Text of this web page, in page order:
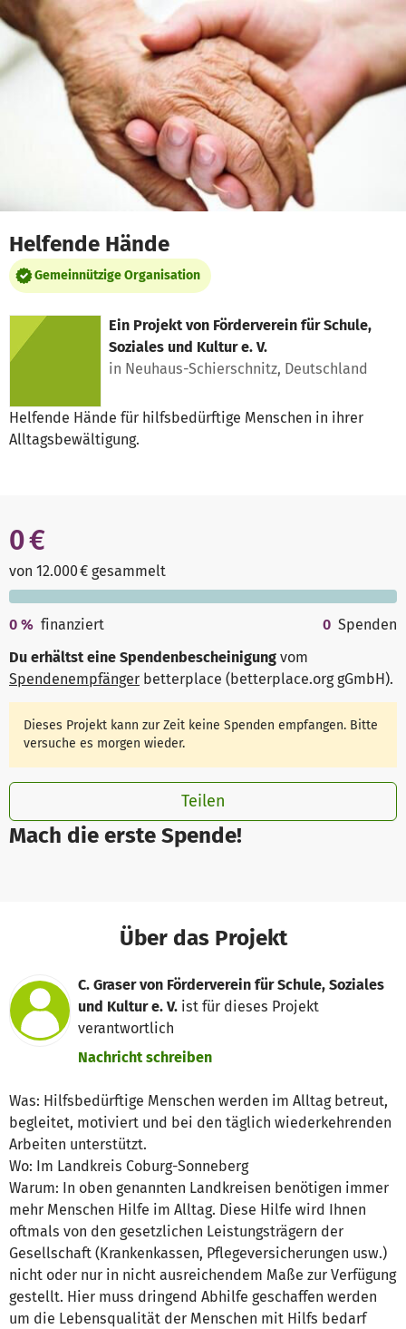
Zum Hauptinhalt springen
Erklärung zur Barrierefreiheit anzeigen
Helfende Hände
Gemeinnützige Organisation
Ein Projekt von Förderverein für Schule,
Soziales und Kultur e. V.
in Neuhaus-Schierschnitz, Deutschland
Helfende Hände für hilfsbedürftige Menschen in ihrer
Alltagsbewältigung.
Mach die erste Spende!
0 €
von 12.000 € gesammelt
0 % finanziert 0 Spenden
Du erhältst eine Spendenbescheinigung vom
Spendenempfänger betterplace (betterplace.org gGmbH).
Dieses Projekt kann zur Zeit keine Spenden empfangen. Bitte
versuche es morgen wieder.
Teilen
Über das Projekt
C. Graser von Förderverein für Schule, Soziales
und Kultur e. V. ist für dieses Projekt
verantwortlich
Nachricht schreiben
Was: Hilfsbedürftige Menschen werden im Alltag betreut,
begleitet, motiviert und bei den täglich wiederkehrenden
Arbeiten unterstützt.
Wo: Im Landkreis Coburg-Sonneberg
Warum: In oben genannten Landkreisen benötigen immer
mehr Menschen Hilfe im Alltag. Diese Hilfe wird Ihnen
oftmals von den gesetzlichen Leistungsträgern der
Gesellschaft (Krankenkassen, Pflegeversicherungen usw.)
nicht oder nur in nicht ausreichendem Maße zur Verfügung
gestellt. Hier muss dringend Abhilfe geschaffen werden
um die Lebensqualität der Menschen mit Hilfs bedarf